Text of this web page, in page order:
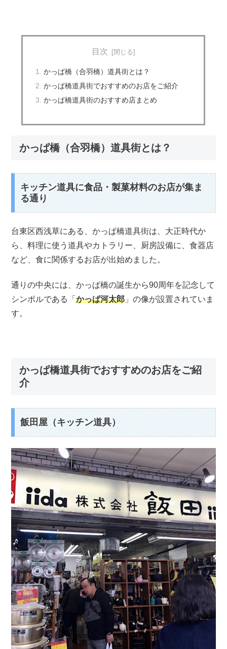
目次
かっぱ橋（合羽橋）道具街とは？
かっぱ橋道具街でおすすめのお店をご紹介
かっぱ橋道具街のおすすめ店まとめ
かっぱ橋（合羽橋）道具街とは？
キッチン道具に食品・製菓材料のお店が集ま
る通り
台東区西浅草にある、かっぱ橋道具街は、大正時代か
ら、料理に使う道具やカトラリー、厨房設備に、食器店
など、食に関係するお店が出始めました。
通りの中央には、かっぱ橋の誕生から90周年を記念して
シンボルである「かっぱ河太郎 」の像が設置されていま
す。
かっぱ橋道具街でおすすめのお店をご紹
介
飯田屋（キッチン道具）